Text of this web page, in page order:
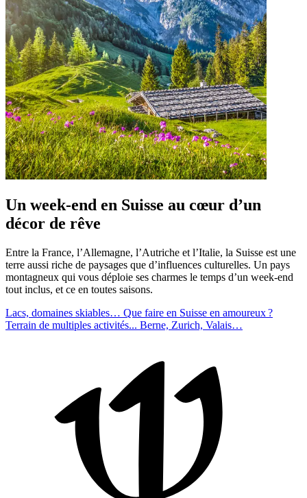
Un week-end en Suisse au cœur d’un
décor de rêve
Entre la France, l’Allemagne, l’Autriche et l’Italie, la Suisse est une
terre aussi riche de paysages que d’influences culturelles. Un pays
montagneux qui vous déploie ses charmes le temps d’un week-end
tout inclus, et ce en toutes saisons.
Lacs, domaines skiables… Que faire en Suisse en amoureux ?
Terrain de multiples activités... Berne, Zurich, Valais…